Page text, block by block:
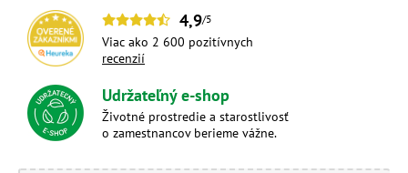
4,9/5
Viac ako 2 600 pozitívnych
recenzií
Udržateľný e-shop
Životné prostredie a starostlivosť
o zamestnancov berieme vážne.